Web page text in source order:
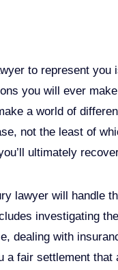
to represent you
you will ever
a world of
not the least of
ultimately
lawyer will handle
investigating
dealing with
a fair settlement that